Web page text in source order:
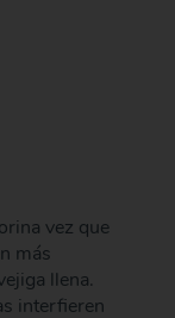
vez que
más
llena.
interfieren